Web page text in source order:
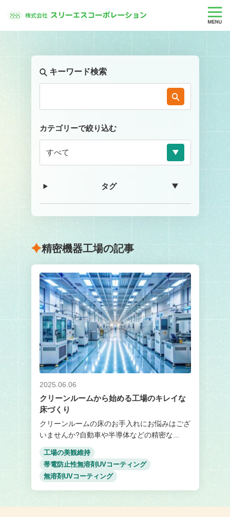
キーワード検索
カテゴリーで絞り込む
タグ
精密機器工場の記事
2025.06.06
クリーンルームから始める工場のキレイな
床づくり
クリーンルームの床のお手入れにお悩みはござ
いませんか?自動車や半導体などの精密な...
工場の美観維持
帯電防止性無溶剤UVコーティング
無溶剤UVコーティング